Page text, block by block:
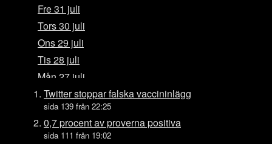
Fre 31 juli
Tors 30 juli
Ons 29 juli
Tis 28 juli
Mån 27 juli
Sön 26 juli
Lör 25 juli
Fre 24 juli
Twitter stoppar falska vaccininlägg
sida 139 från 22:25
0,7 procent av proverna positiva
sida 111 från 19:02